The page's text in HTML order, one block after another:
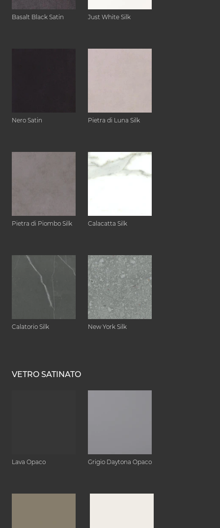
Basalt Black Satin Just White Silk
Nero Satin Pietra di Luna Silk
Pietra di Piombo Silk Calacatta Silk
Calatorio Silk New York Silk
VETRO SATINATO
Lava Opaco Grigio Daytona Opaco